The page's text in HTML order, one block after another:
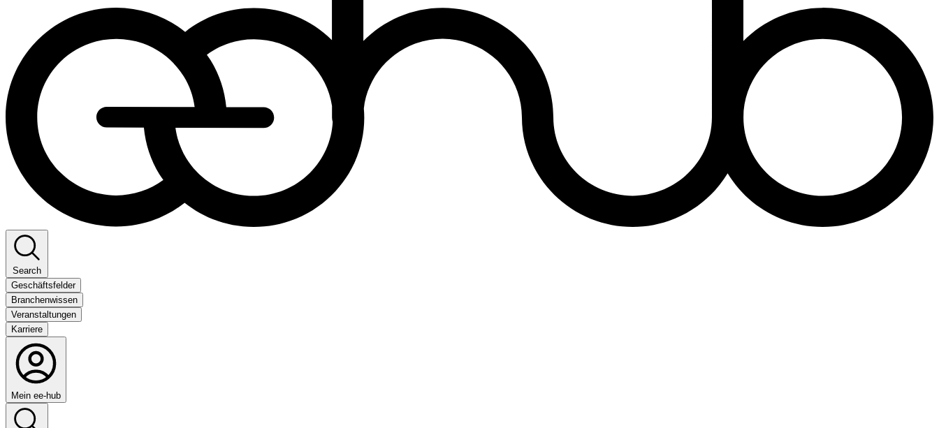
Search
Geschäftsfelder
Branchenwissen
Veranstaltungen
Karriere
Mein ee-hub